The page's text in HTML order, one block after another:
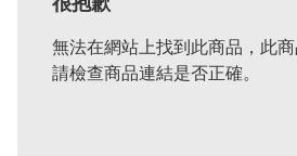
無法在網站上找到此商品，此商
請檢查商品連結是否正確。